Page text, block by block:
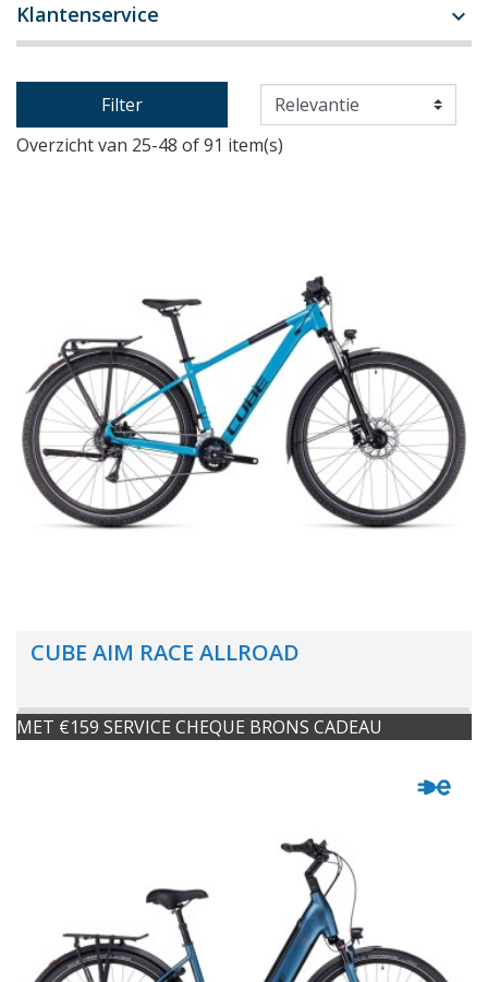
Klantenservice 
Filter
Overzicht van 25-48 of 91 item(s)
CUBE AIM RACE ALLROAD
MET €159 SERVICE CHEQUE BRONS CADEAU